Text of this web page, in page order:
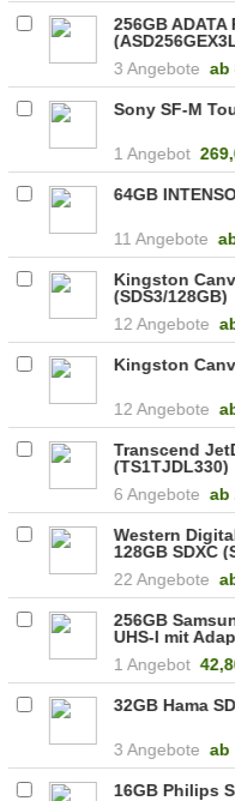
256GB
3 Angebote ab
Sony SF-M
1 Angebot
64GB
11 Angebote
Kingston
(SDS3/128GB)
12 Angebote
Kingston
12 Angebote
Transcend
(TS1TJDL330)
6 Angebote ab
Western
128GB SDXC
22 Angebote
256GB
UHS-I mit
1 Angebot
32GB Hama
3 Angebote ab
16GB Philips